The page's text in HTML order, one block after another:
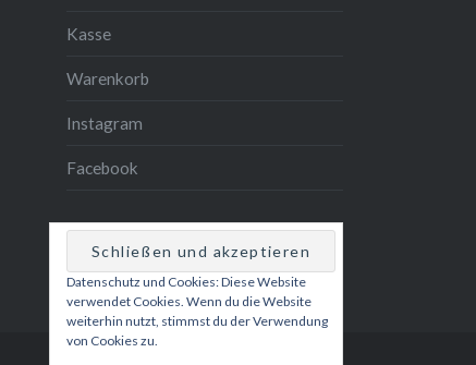
Datenschutz und Cookies: Diese Website
verwendet Cookies. Wenn du die Website
weiterhin nutzt, stimmst du der Verwendung
von Cookies zu.
Kasse
Warenkorb
Instagram
Facebook